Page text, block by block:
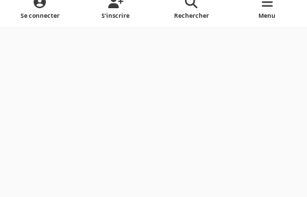
Ajouter un commentaire…
Se connecter S’inscrire Rechercher Menu